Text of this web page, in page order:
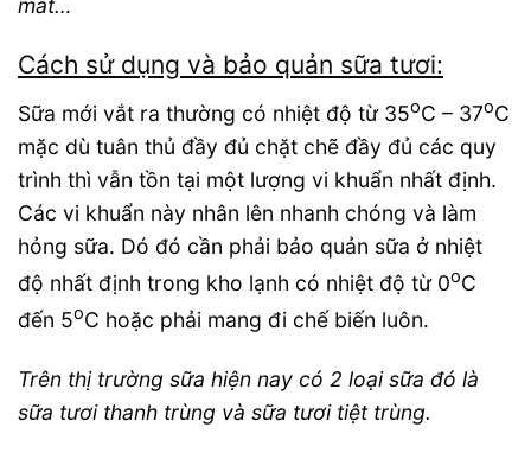
Cách sử dụng và bảo quản sữa tươi:
Sữa mới vắt ra thường có nhiệt độ từ 35oC – 37oC
mặc dù tuân thủ đầy đủ chặt chẽ đầy đủ các quy
trình thì vẫn tồn tại một lượng vi khuẩn nhất định.
Các vi khuẩn này nhân lên nhanh chóng và làm
hỏng sữa. Dó đó cần phải bảo quản sữa ở nhiệt
độ nhất định trong kho lạnh có nhiệt độ từ 0oC
đến 5oC hoặc phải mang đi chế biến luôn.
Trên thị trường sữa hiện nay có 2 loại sữa đó là
sữa tươi thanh trùng và sữa tươi tiệt trùng.